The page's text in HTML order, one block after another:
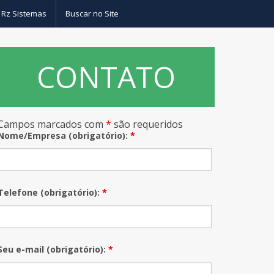
sistemas de banco de dados
Sistemas Buscar no Site
CONTATO
marcados com* são requeridos
Empresa (obrigatório):*
(obrigatório):*
e-mail (obrigatório):*